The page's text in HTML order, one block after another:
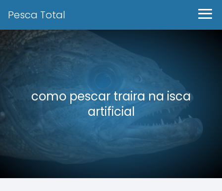
Pesca Total
como pescar traira na isca
artificial